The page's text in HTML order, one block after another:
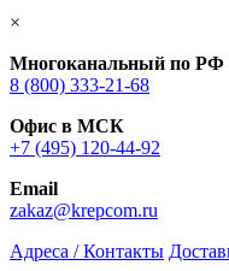
×
Многоканальный по РФ
8 (800) 333‑21-68
Офис в МСК
+7 (495) 120-44-92
Email
zakaz@krepcom.ru
Адреса / Контакты